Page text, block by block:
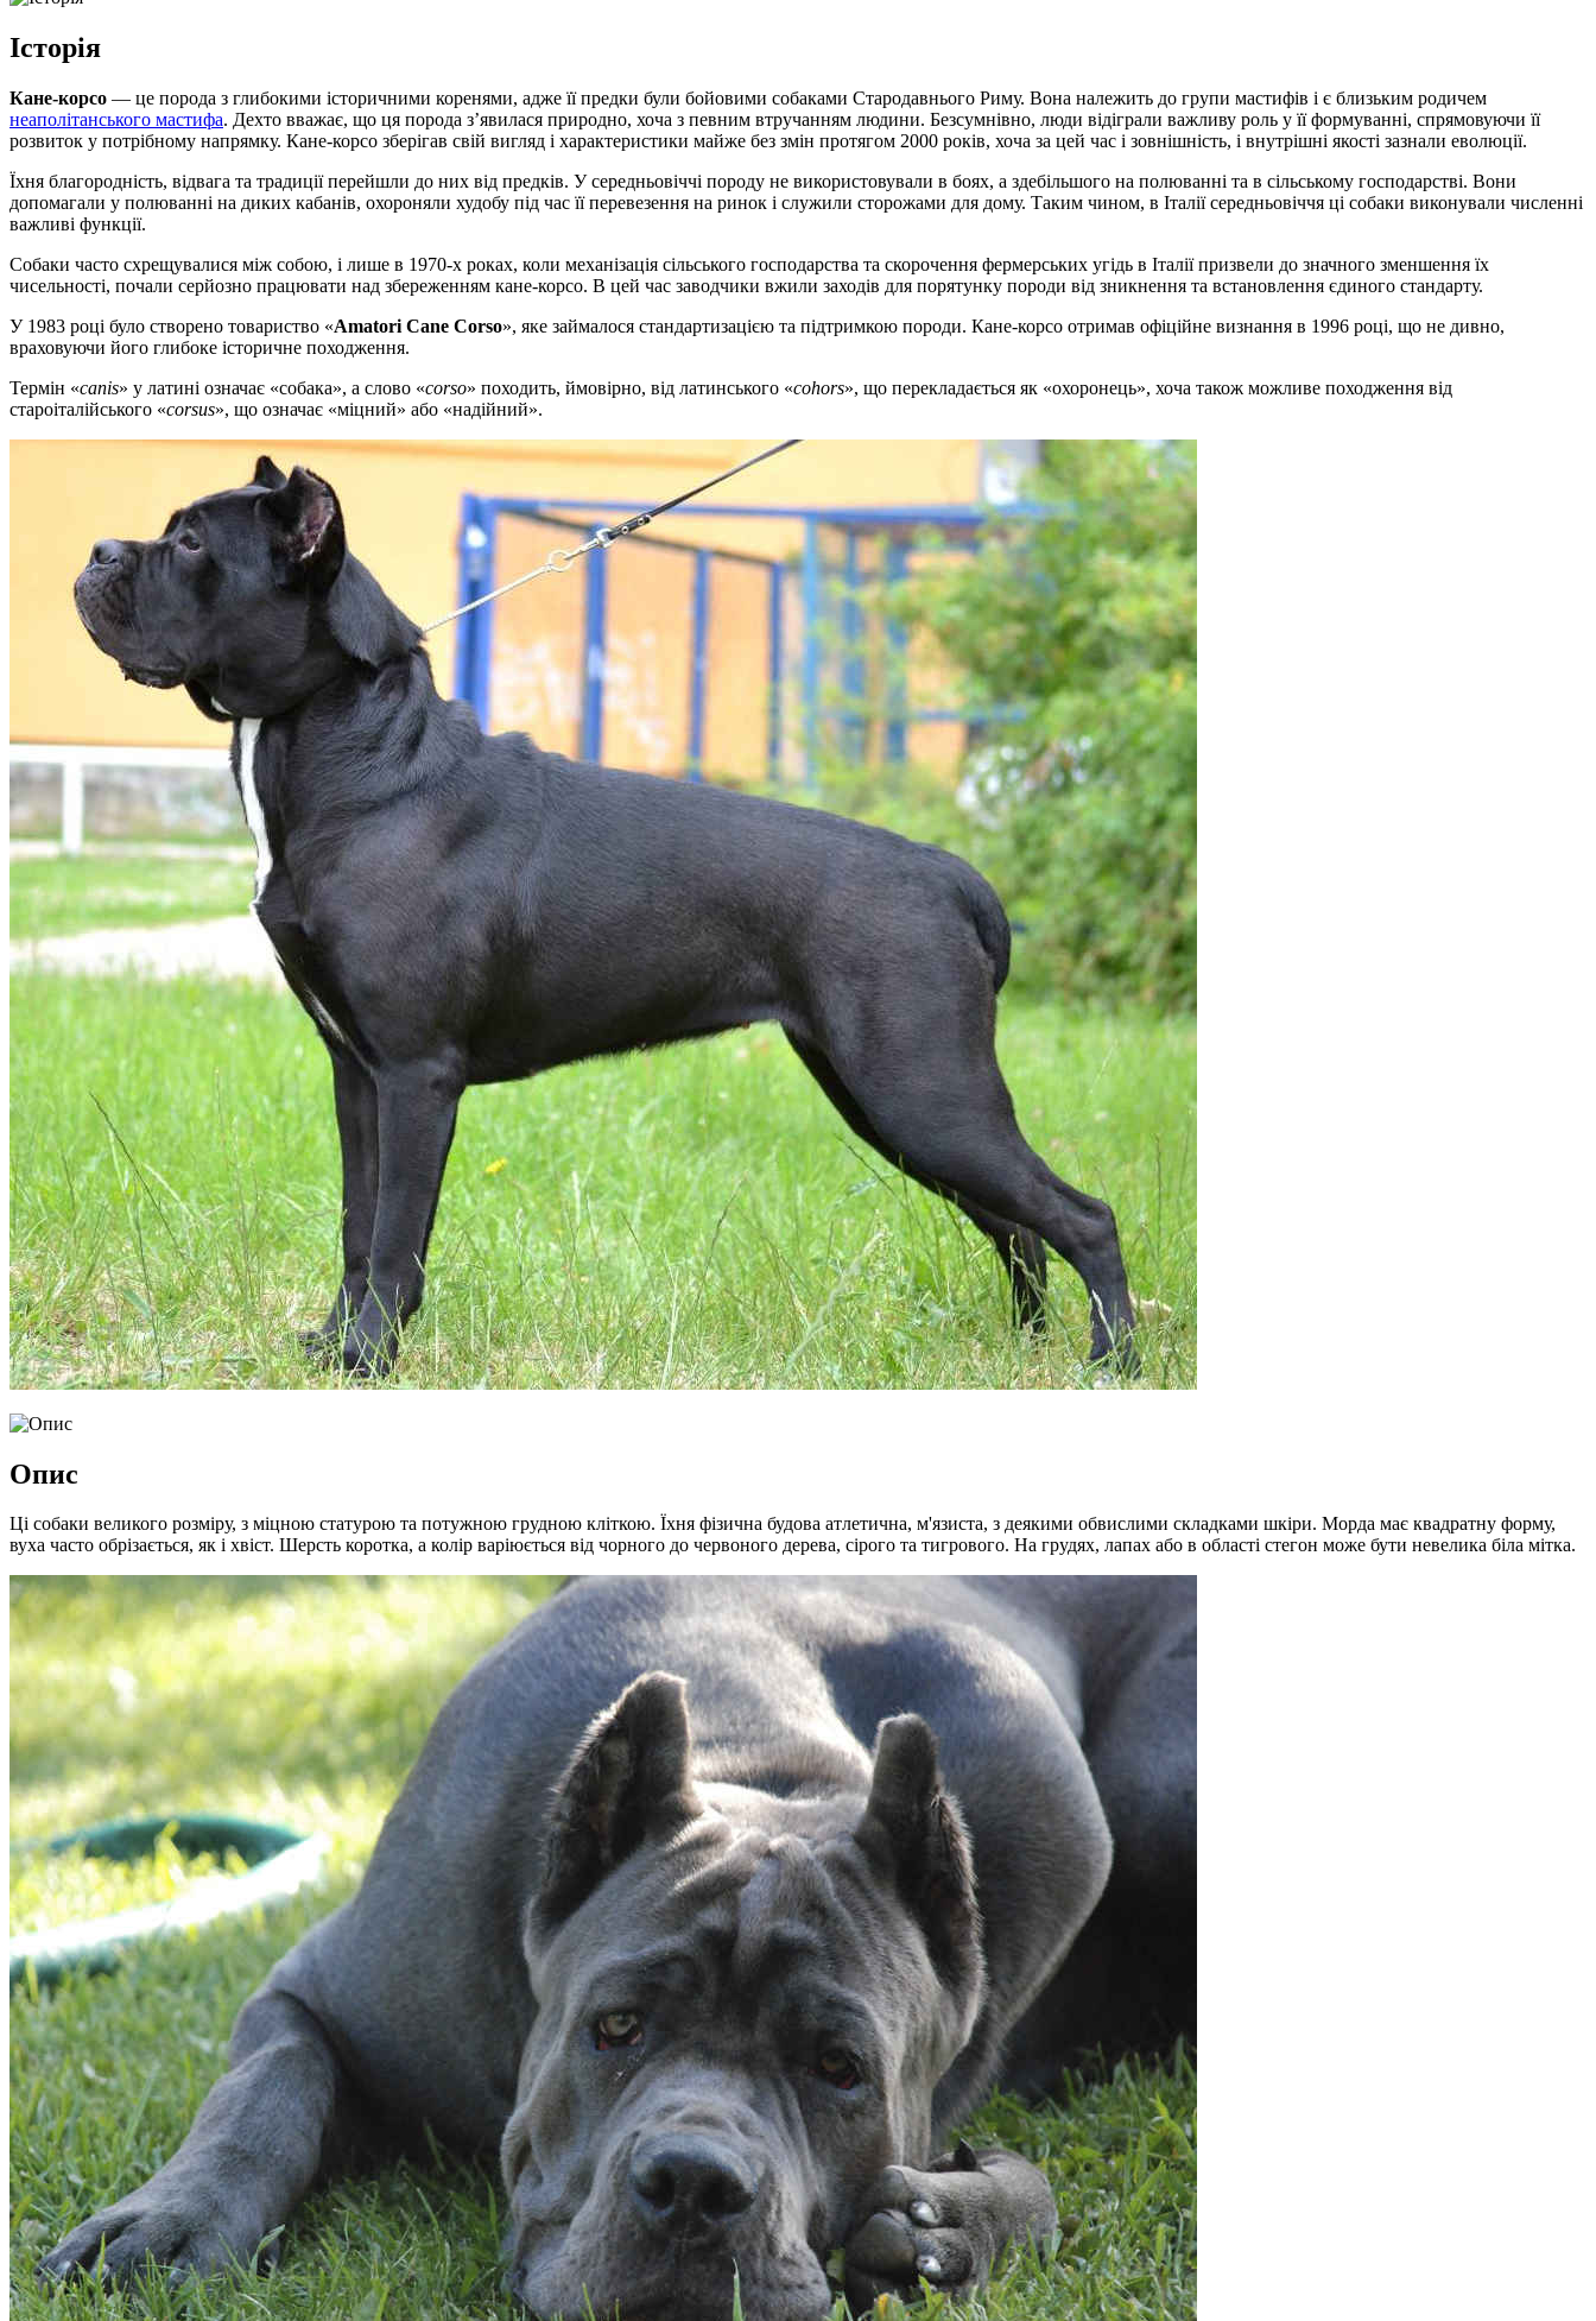
Історія
Кане-корсо — це порода з глибокими історичними коренями, адже її предки були бойовими собаками Стародавнього Риму. Вона належить до групи мастифів і є близьким родичем
неаполітанського мастифа. Дехто вважає, що ця порода з’явилася природно, хоча з певним втручанням людини. Безсумнівно, люди відіграли важливу роль у її формуванні, спрямовуючи її
розвиток у потрібному напрямку. Кане-корсо зберігав свій вигляд і характеристики майже без змін протягом 2000 років, хоча за цей час і зовнішність, і внутрішні якості зазнали еволюції.
Їхня благородність, відвага та традиції перейшли до них від предків. У середньовіччі породу не використовували в боях, а здебільшого на полюванні та в сільському господарстві. Вони
допомагали у полюванні на диких кабанів, охороняли худобу під час її перевезення на ринок і служили сторожами для дому. Таким чином, в Італії середньовіччя ці собаки виконували численні
важливі функції.
Собаки часто схрещувалися між собою, і лише в 1970-х роках, коли механізація сільського господарства та скорочення фермерських угідь в Італії призвели до значного зменшення їх
чисельності, почали серйозно працювати над збереженням кане-корсо. В цей час заводчики вжили заходів для порятунку породи від зникнення та встановлення єдиного стандарту.
У 1983 році було створено товариство «Amatori Cane Corso», яке займалося стандартизацією та підтримкою породи. Кане-корсо отримав офіційне визнання в 1996 році, що не дивно,
враховуючи його глибоке історичне походження.
Термін «canis» у латині означає «собака», а слово «corso» походить, ймовірно, від латинського «cohors», що перекладається як «охоронець», хоча також можливе походження від
староіталійського «corsus», що означає «міцний» або «надійний».
Опис
Ці собаки великого розміру, з міцною статурою та потужною грудною кліткою. Їхня фізична будова атлетична, м'язиста, з деякими обвислими складками шкіри. Морда має квадратну форму,
вуха часто обрізається, як і хвіст. Шерсть коротка, а колір варіюється від чорного до червоного дерева, сірого та тигрового. На грудях, лапах або в області стегон може бути невелика біла мітка.